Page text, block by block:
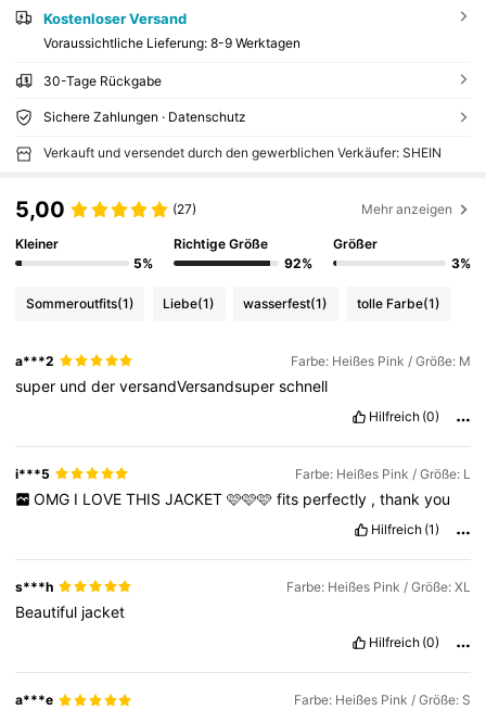
Kostenloser Versand
Voraussichtliche Lieferung: 8-9 Werktagen
30-Tage Rückgabe
Sichere Zahlungen · Datenschutz
Verkauft und versendet durch den gewerblichen Verkäufer: SHEIN
5,00 (27) Mehr anzeigen
Kleiner
5%
Richtige Größe
92%
Größer
3%
Sommeroutfits(1) Liebe(1) wasserfest(1) tolle Farbe(1)
a***2 Farbe: Heißes Pink / Größe: M
super undderversandVersandsuperschnell
Hilfreich (0)
i***5 Farbe: Heißes Pink / Größe: L
OMG I LOVE THIS JACKET 🩷🩷🩷 fits perfectly , thank you
Hilfreich (1)
s***h Farbe: Heißes Pink / Größe: XL
Beautiful jacket
Hilfreich (0)
a***e Farbe: Heißes Pink / Größe: S